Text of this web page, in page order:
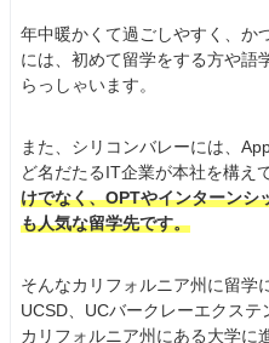
年中暖かくて過ごしやすく、か
には、初めて留学をする方や語
らっしゃいます。
また、シリコンバレーには、
ど名だたるIT企業が本社を構え
けでなく、OPTやインターンシ
も人気な留学先です。
そんなカリフォルニア州に留学
UCSD、UCバークレーエクス
カリフォルニア州にある大学に